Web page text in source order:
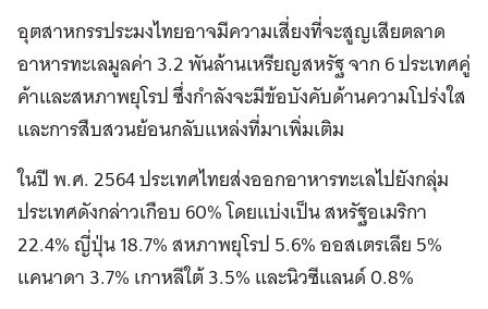
อุตสาหกรรประมงไทยอาจมีความเสี่ยงที่จะสูญเสียตลาด
อาหารทะเลมูลค่า 3.2 พันล้านเหรียญสหรัฐ จาก 6 ประเทศคู่
ค้าและสหภาพยุโรป ซึ่งกำลังจะมีข้อบังคับด้านความโปร่งใส
และการสืบสวนย้อนกลับแหล่งที่มาเพิ่มเติม
ในปี พ.ศ. 2564 ประเทศไทยส่งออกอาหารทะเลไปยังกลุ่ม
ประเทศดังกล่าวเกือบ 60% โดยแบ่งเป็น สหรัฐอเมริกา
22.4% ญี่ปุ่น 18.7% สหภาพยุโรป 5.6% ออสเตรเลีย 5%
แคนาดา 3.7% เกาหลีใต้ 3.5% และนิวซีแลนด์ 0.8%